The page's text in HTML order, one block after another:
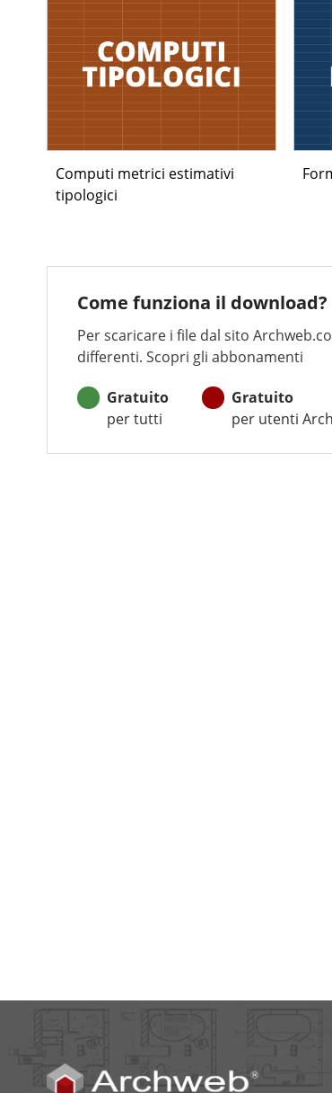
Computi metrici estimativi
tipologici
Come funziona il download?
Per scaricare i file dal sito
differenti. Scopri gli abbonamenti
Gratuito
per tutti
Gratuito
per utenti